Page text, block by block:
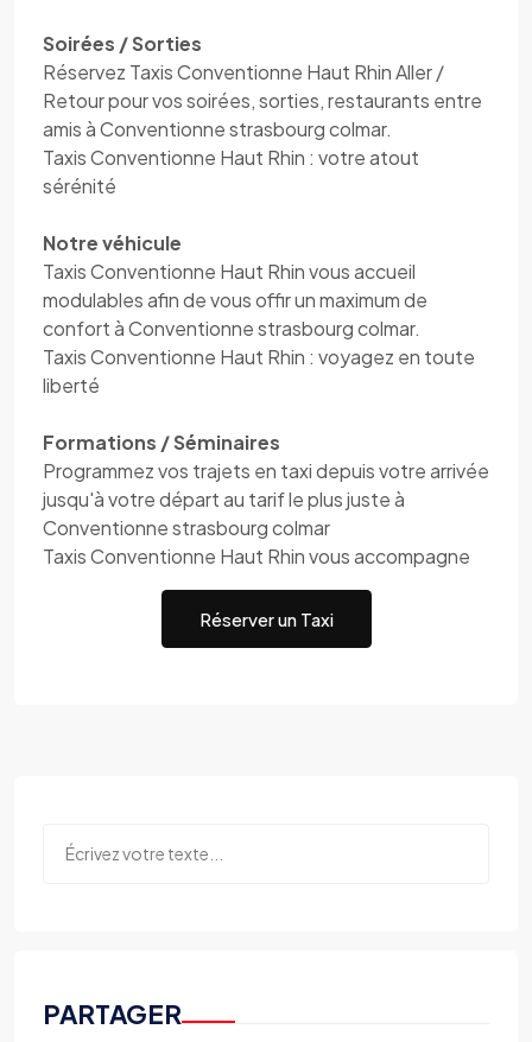
Soirées / Sorties
Réservez Taxis Conventionne Haut Rhin Aller /
Retour pour vos soirées, sorties, restaurants entre
amis à Conventionne strasbourg colmar.
Taxis Conventionne Haut Rhin : votre atout
sérénité
Notre véhicule
Taxis Conventionne Haut Rhin vous accueil
modulables afin de vous offir un maximum de
confort à Conventionne strasbourg colmar.
Taxis Conventionne Haut Rhin : voyagez en toute
liberté
Formations / Séminaires
Programmez vos trajets en taxi depuis votre arrivée
jusqu'à votre départ au tarif le plus juste à
Conventionne strasbourg colmar
Taxis Conventionne Haut Rhin vous accompagne
Réserver un Taxi
PARTAGER